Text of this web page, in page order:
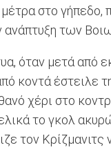
στο
ανάπτυξη των
όταν μετά από
έστειλε
χέρι στο
το γκολ
τον